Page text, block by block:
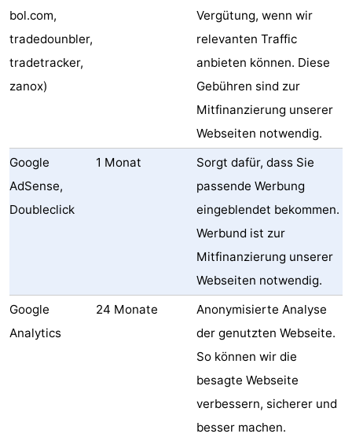
bol.com,
tradedounbler,
tradetracker,
zanox)
Vergütung, wenn wir
relevanten Traffic
anbieten können. Diese
Gebühren sind zur
Mitfinanzierung unserer
Webseiten notwendig.
Google
AdSense,
Doubleclick
1 Monat
Sorgt dafür, dass Sie
passende Werbung
eingeblendet bekommen.
Werbund ist zur
Mitfinanzierung unserer
Webseiten notwendig.
Google
Analytics
24 Monate
Anonymisierte Analyse
der genutzten Webseite.
So können wir die
besagte Webseite
verbessern, sicherer und
besser machen.